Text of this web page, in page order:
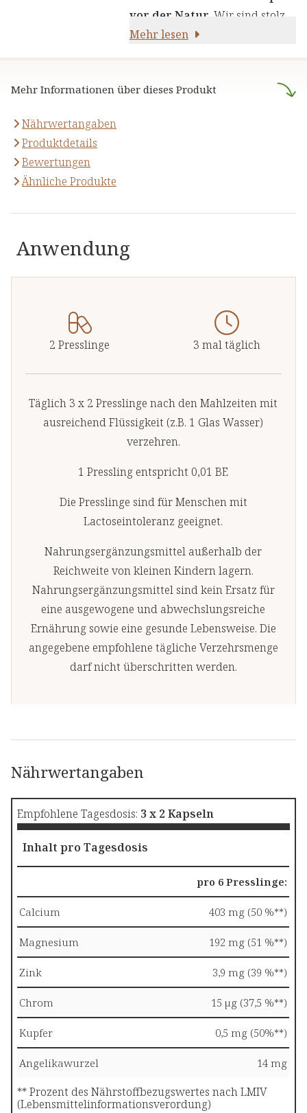
die Kraft von Kräutern,
Pflanzenstoffen und anderen
Wohlbefinden.
Mehr Informationen über dieses Produkt
Nährwertangaben
Produktdetails
Bewertungen
Ähnliche Produkte
Anwendung
2 Presslinge 3 mal täglich
Täglich 3 x 2 Presslinge nach den Mahlzeiten mit
ausreichend Flüssigkeit (z.B. 1 Glas Wasser)
verzehren.
1 Pressling entspricht 0,01 BE
Die Presslinge sind für Menschen mit
Lactoseintoleranz geeignet.
Nahrungsergänzungsmittel außerhalb der
Reichweite von kleinen Kindern lagern.
Nahrungsergänzungsmittel sind kein Ersatz für
eine ausgewogene und abwechslungsreiche
Ernährung sowie eine gesunde Lebensweise. Die
angegebene empfohlene tägliche Verzehrsmenge
darf nicht überschritten werden.
Nährwertangaben
Empfohlene Tagesdosis: 3 x 2 Kapseln
Inhalt pro Tagesdosis
pro 6 Presslinge:
Calcium 403 mg (50 %**)
Magnesium 192 mg (51 %**)
Zink 3,9 mg (39 %**)
Chrom 15 µg (37,5 %**)
Kupfer 0,5 mg (50%**)
Angelikawurzel 14 mg
** Prozent des Nährstoffbezugswertes nach LMIV
(Lebensmittelinformationsverordung)
vor der Natur . Wir sind stolz
darauf,naturreine Produkte
stützen.
Mehr lesen